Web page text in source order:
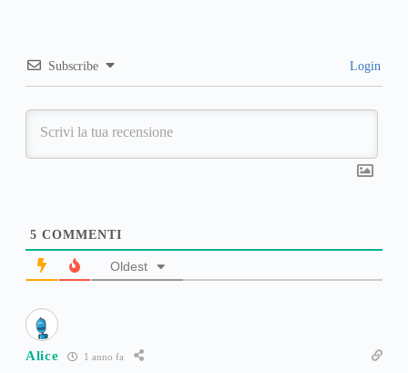
Subscribe Login
5 COMMENTI
Oldest
Alice 1 anno fa